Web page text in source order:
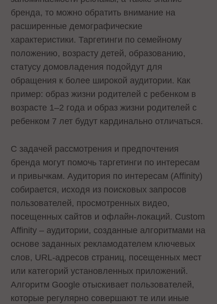
бренда, то можно обратить внимание на
расширенные демографические
характеристики. Таргетинги по семейному
положению, возрасту детей, образованию,
статусу домовладения подойдут для
обращения к более широкой аудитории. Как
пример: образ жизни родителей с ребенком в
возрасте 1–2 года и образ жизни родителей с
ребенком 7 лет будут кардинально отличаться.
С задачей рассмотрения и предпочтения
бренда могут помочь таргетинги по интересам
и привычкам. Аудитория по интересам (Affinity)
собирается, исходя из поисковых запросов
пользователей, просмотренных видео,
посещенных сайтов и офлайн-локаций. Custom
Affinity – аудитории, созданные алгоритмами на
основе заданных рекламодателем ключевых
слов, URL-адресов страниц, посещенных мест
или категорий установленных приложений.
Алгоритм Google отыскивает пользователей,
которые регулярно совершают те или иные